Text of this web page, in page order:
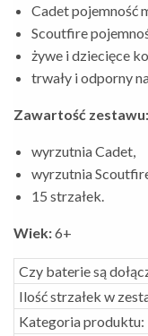
Cadet pojemność
Scoutfire
żywe i dziecięce
trwały i odporny
Zawartość zestawu:
wyrzutnia Cadet,
wyrzutnia
15 strzałek.
Wiek:6+
Czy baterie są
Ilość strzałek w
Kategoria produktu: